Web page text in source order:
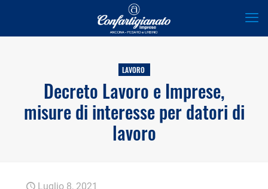
LAVORO
Decreto Lavoro e Imprese,
misure di interesse per datori di
lavoro
Luglio 8, 2021